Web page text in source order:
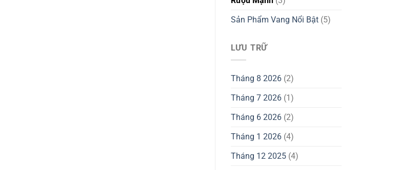
Sản Phẩm Vang Nổi Bật(5)
LƯU TRỮ
Tháng 8 2026(2)
Tháng 7 2026(1)
Tháng 6 2026(2)
Tháng 1 2026(4)
Tháng 12 2025(4)